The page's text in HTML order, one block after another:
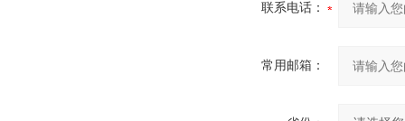
联系电话：
常用邮箱：